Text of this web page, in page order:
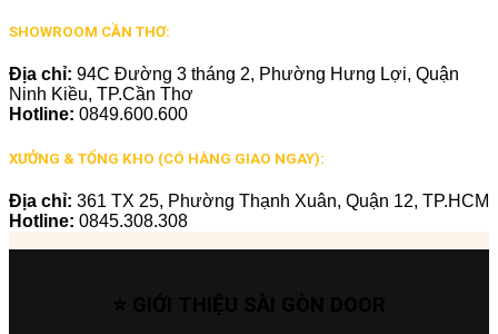
SHOWROOM CẦN THƠ:
Địa chỉ: 94C Đường 3 tháng 2, Phường Hưng Lợi, Quận
Ninh Kiều, TP.Cần Thơ
Hotline: 0849.600.600
XƯỞNG & TỔNG KHO (CÓ HÀNG GIAO NGAY):
Địa chỉ: 361 TX 25, Phường Thạnh Xuân, Quận 12, TP.HCM
Hotline: 0845.308.308